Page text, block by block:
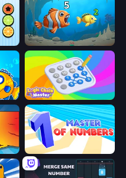
Hungry Ocean: Eat, Feed and Grow Fish
Logic Chain Master
Master of Numbers